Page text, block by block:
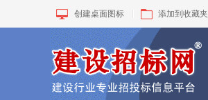
创建桌面图标 添加到收藏夹